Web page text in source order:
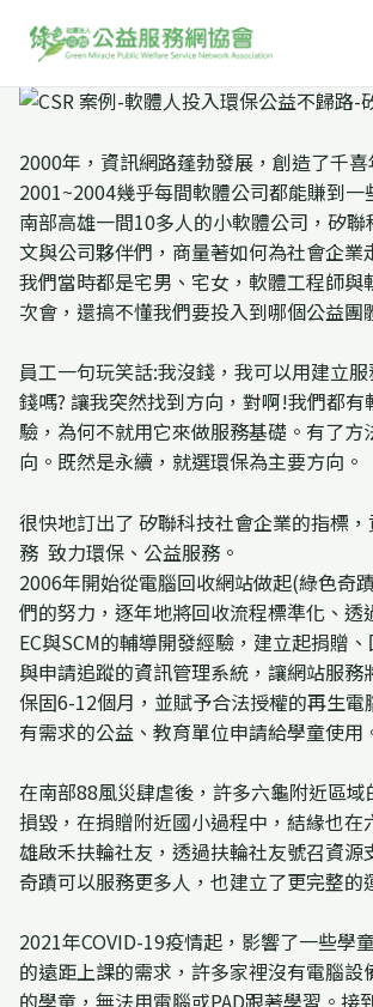
2000年，資訊網路蓬勃發展，創造了千喜
2001~2004幾乎每間軟體公司都能賺到一
南部高雄一間10多人的小軟體公司，矽
文與公司夥伴們，商量著如何為社會企業
我們當時都是宅男、宅女，軟體工程師與
次會，還搞不懂我們要投入到哪個公益團
員工一句玩笑話:我沒錢，我可以用建立
錢嗎? 讓我突然找到方向，對啊!我們都有
驗，為何不就用它來做服務基礎。有了方
向。既然是永續，就選環保為主要方向。
很快地訂出了 矽聯科技社會企業的指標
務 致力環保、公益服務。
2006年開始從電腦回收網站做起(綠色奇
們的努力，逐年地將回收流程標準化、透
EC與SCM的輔導開發經驗，建立起捐贈
與申請追蹤的資訊管理系統，讓網站服務
保固6-12個月，並賦予合法授權的再生電
有需求的公益、教育單位申請給學童使用
在南部88風災肆虐後，許多六龜附近區域
損毀，在捐贈附近國小過程中，結緣也在
雄啟禾扶輪社友，透過扶輪社友號召資源
奇蹟可以服務更多人，也建立了更完整的
2021年COVID-19疫情起，影響了一些學
的遠距上課的需求，許多家裡沒有電腦設
的學童，無法用電腦或PAD跟著學習。接